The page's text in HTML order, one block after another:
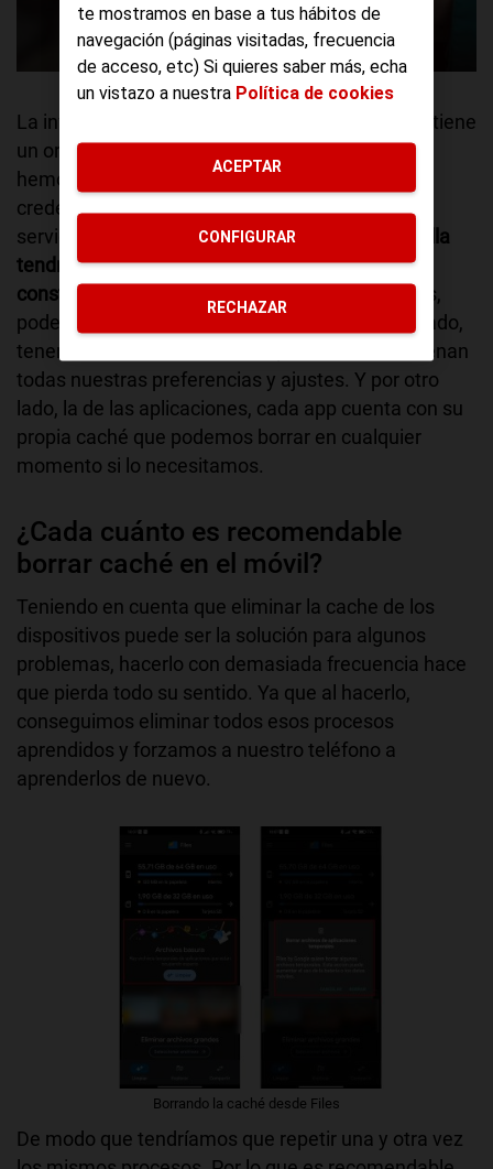
Un smartphone | Unsplash
La información registrada en la memoria caché tiene
un origen muy diverso y va desde el idioma que
hemos seleccionado para nuestro móvil, a las
credenciales que usamos para acceder a los
servicios de los que hacemos uso a diario.
Sin ella
tendríamos que introducir los datos
constantemente
. En el caso de los smartphones,
podemos diferenciar por tipo de cache. Por un lado,
tenemos la caché del sistema, donde se almacenan
todas nuestras preferencias y ajustes. Y por otro
lado, la de las aplicaciones, cada app cuenta con su
propia caché que podemos borrar en cualquier
momento si lo necesitamos.
¿Cada cuánto es recomendable
borrar caché en el móvil?
Teniendo en cuenta que eliminar la cache de los
dispositivos puede ser la solución para algunos
problemas, hacerlo con demasiada frecuencia hace
que pierda todo su sentido. Ya que al hacerlo,
conseguimos eliminar todos esos procesos
aprendidos y forzamos a nuestro teléfono a
aprenderlos de nuevo.
Borrando la caché desde Files
De modo que tendríamos que repetir una y otra vez
te mostramos en base a tus hábitos de
navegación (páginas visitadas, frecuencia
de acceso, etc) Si quieres saber más, echa
un vistazo a nuestra Política de cookies
RECHAZAR
ACEPTAR
CONFIGURAR